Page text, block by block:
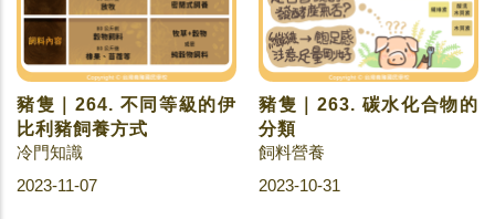
豬隻｜264. 不同等級的伊
比利豬飼養方式
冷門知識
2023-11-07
豬隻｜263. 碳水化合物的
分類
飼料營養
2023-10-31